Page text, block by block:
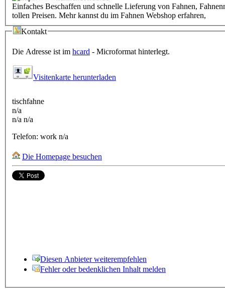
Einfaches Beschaffen und schnelle Lieferung von Fahnen,
tollen Preisen. Mehr kannst du im Fahnen Webshop erfahren,
Kontakt
Die Adresse ist im hcard - Microformat hinterlegt.
Visitenkarte herunterladen
tischfahne
n/a
n/a n/a
Telefon: work n/a
Die Homepage besuchen
Diesen Anbieter weiterempfehlen
Fehler oder bedenklichen Inhalt melden